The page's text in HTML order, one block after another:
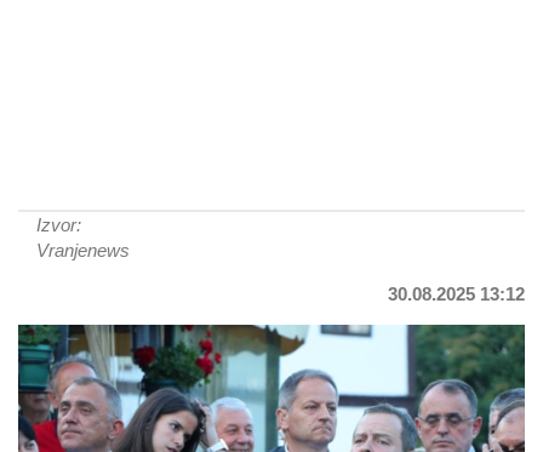
Izvor:
Vranjenews
30.08.2025 13:12